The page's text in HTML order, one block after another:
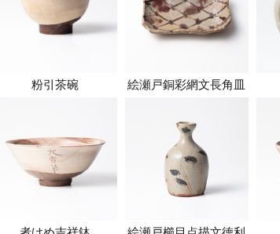
粉引茶碗 絵瀬戸銅彩網文長角皿